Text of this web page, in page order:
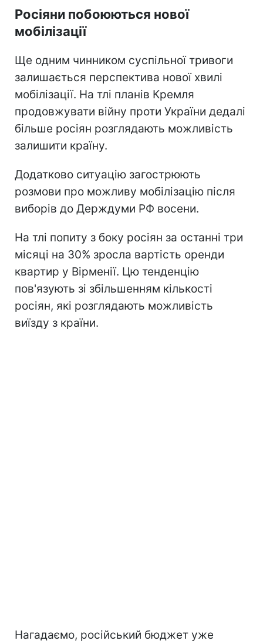
Росіяни побоюються нової
мобілізації
Ще одним чинником суспільної тривоги
залишається перспектива нової хвилі
мобілізації. На тлі планів Кремля
продовжувати війну проти України дедалі
більше росіян розглядають можливість
залишити країну.
Додатково ситуацію загострюють
розмови про можливу мобілізацію після
виборів до Держдуми РФ восени.
На тлі попиту з боку росіян за останні три
місяці на 30% зросла вартість оренди
квартир у Вірменії. Цю тенденцію
пов'язують зі збільшенням кількості
росіян, які розглядають можливість
виїзду з країни.
Нагадаємо, російський бюджет уже